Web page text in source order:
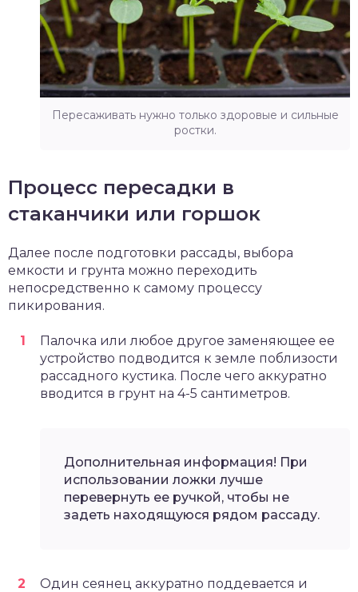
Пересаживать нужно только здоровые и сильные
ростки.
Процесс пересадки в
стаканчики или горшок
Далее после подготовки рассады, выбора
емкости и грунта можно переходить
непосредственно к самому процессу
пикирования.
Палочка или любое другое заменяющее ее
устройство подводится к земле поблизости
рассадного кустика. После чего аккуратно
вводится в грунт на 4-5 сантиметров.
Дополнительная информация! При
использовании ложки лучше
перевернуть ее ручкой, чтобы не
задеть находящуюся рядом рассаду.
Один сеянец аккуратно поддевается и